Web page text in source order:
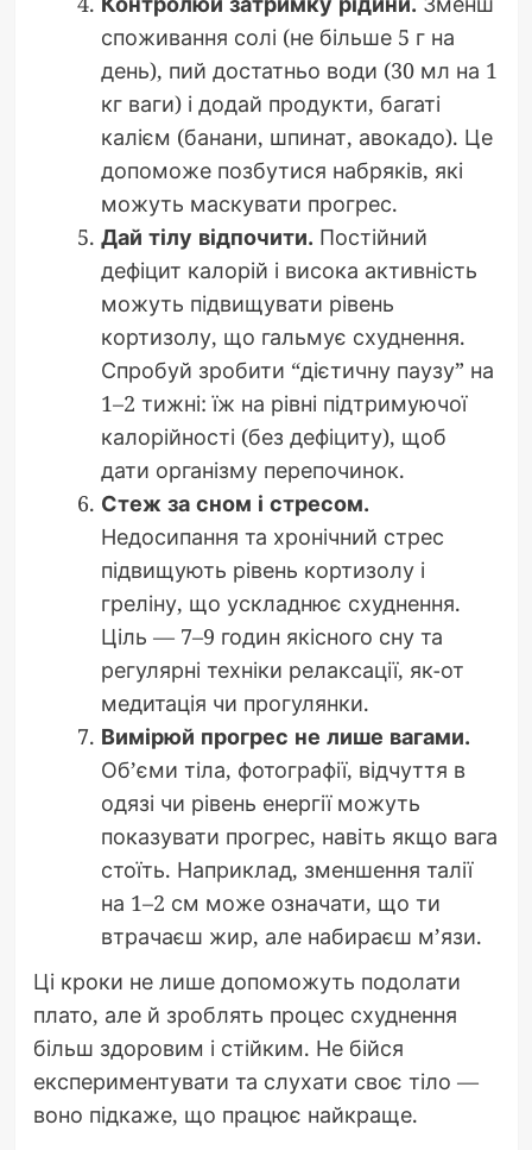
споживання солі (не більше 5 г на
день), пий достатньо води (30 мл на 1
кг ваги) і додай продукти, багаті
калієм (банани, шпинат, авокадо). Це
допоможе позбутися набряків, які
можуть маскувати прогрес.
Дай тілу відпочити. Постійний
дефіцит калорій і висока активність
можуть підвищувати рівень
кортизолу, що гальмує схуднення.
Спробуй зробити “дієтичну паузу” на
1–2 тижні: їж на рівні підтримуючої
калорійності (без дефіциту), щоб
дати організму перепочинок.
Стеж за сном і стресом.
Недосипання та хронічний стрес
підвищують рівень кортизолу і
греліну, що ускладнює схуднення.
Ціль — 7–9 годин якісного сну та
регулярні техніки релаксації, як-от
медитація чи прогулянки.
Вимірюй прогрес не лише вагами.
Об’єми тіла, фотографії, відчуття в
одязі чи рівень енергії можуть
показувати прогрес, навіть якщо вага
стоїть. Наприклад, зменшення талії
на 1–2 см може означати, що ти
втрачаєш жир, але набираєш м’язи.
Ці кроки не лише допоможуть подолати
плато, але й зроблять процес схуднення
більш здоровим і стійким. Не бійся
експериментувати та слухати своє тіло —
воно підкаже, що працює найкраще.